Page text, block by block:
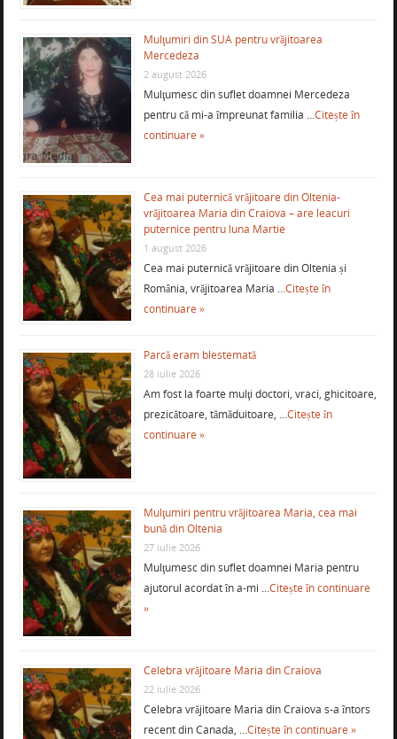
Mulţumiri din SUA pentru vrăjitoarea
Mercedeza
2 august 2026
Mulţumesc din suflet doamnei Mercedeza
pentru că mi-a împreunat familia …Citește în
continuare »
Cea mai puternică vrăjitoare din Oltenia-
vrăjitoarea Maria din Craiova – are leacuri
puternice pentru luna Martie
1 august 2026
Cea mai puternică vrăjitoare din Oltenia și
România, vrăjitoarea Maria …Citește în
continuare »
Parcă eram blestemată
28 iulie 2026
Am fost la foarte mulţi doctori, vraci, ghicitoare,
prezicătoare, tămăduitoare, …Citește în
continuare »
Mulţumiri pentru vrăjitoarea Maria, cea mai
bună din Oltenia
27 iulie 2026
Mulţumesc din suflet doamnei Maria pentru
ajutorul acordat în a-mi …Citește în continuare
»
Celebra vrăjitoare Maria din Craiova
22 iulie 2026
Celebra vrăjitoare Maria din Craiova s-a întors
recent din Canada, …Citește în continuare »